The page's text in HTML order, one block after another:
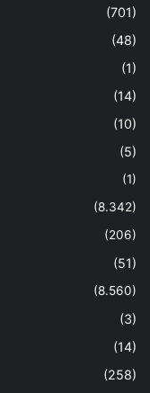
(701)
(48)
(1)
(14)
(10)
(5)
(1)
(8.342)
(206)
(51)
(8.560)
(3)
(14)
(258)